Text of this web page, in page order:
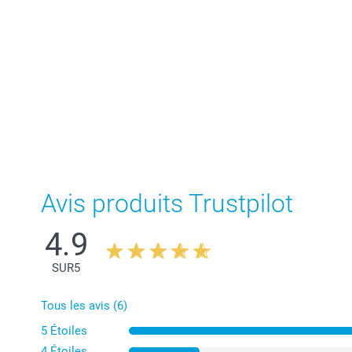
Avis produits Trustpilot
4.9
SUR5
Tous les avis (6)
5 Étoiles